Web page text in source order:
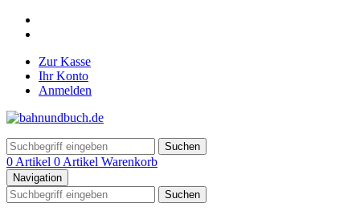
Zur Kasse
Ihr Konto
Anmelden
Suchen
0 Artikel 0 Artikel Warenkorb
Navigation
Suchen